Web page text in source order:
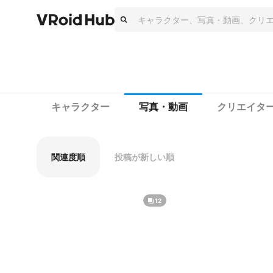
キャラクター 写真・動画 クリエイタ
関連度順 投稿が新しい順
12